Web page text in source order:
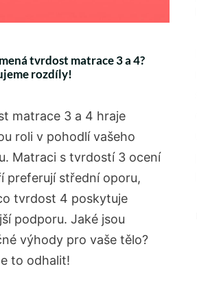
tvrdost matrace 3 a 4?
rozdíly!
matrace 3 a 4 hraje
roli v pohodlí vašeho
Matraci s tvrdostí 3 ocení
preferují střední oporu,
tvrdost 4 poskytuje
podporu. Jaké jsou
výhody pro vaše tělo?
to odhalit!